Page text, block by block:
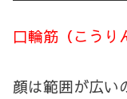
口輪筋（こうり
顔は範囲が広い